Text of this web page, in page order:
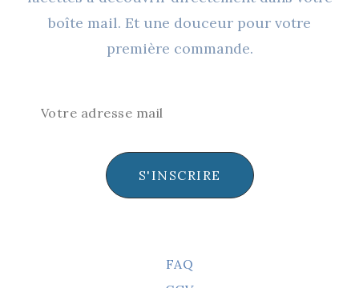
boîte mail. Et une douceur pour votre
première commande.
S'INSCRIRE
FAQ